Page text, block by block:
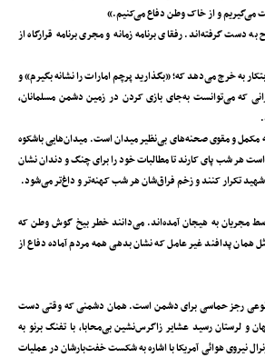
می‌گیریم و از خاک وطن دفاع می‌کنیم.»
دست گرفته‌اند. رفقای برنامه‌ زمانه و مجری برنامه‌ قرارگاه از
به خرج می‌دهد که؛ «بگذارید پرچم امارات را نشانه بگیرم» و
که می‌توانست به‌جای بازی کردن در زمین دشمن مسلمانان،
و مقوی صحنه‌های بی‌نظیر میدان است. میدان‌هایی باشکوه
هر شب پای کارند تا مطالبات خود را برای چنگ و دندان نشان
تکرار کنند و زخم فراق‌شان هر شب کهنه‌تر و داغ‌تر می‌شود.
مجریان به هیجان آمده‌اند. می‌دانند خطر بیخ گوش وطن که
همان پدافند غیر عامل که نشان بدهی همه‌ مردم آماده‌ دفاع از
رجز حماسی برای دشمن است. همان دشمنی که وقتی دست
و لرستان رسید عشایر زاگرس‌نشین بی‌محابا، با تفنگ برنو به
نیروی هوائی آمریکا با اشاره به شکست خفت‌بارشان در عملیات